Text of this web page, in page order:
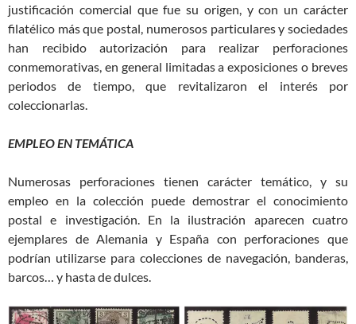
justificación comercial que fue su origen, y con un carácter
filatélico más que postal, numerosos particulares y sociedades
han recibido autorización para realizar perforaciones
conmemorativas, en general limitadas a exposiciones o breves
periodos de tiempo, que revitalizaron el interés por
coleccionarlas.
EMPLEO EN TEMÁTICA
Numerosas perforaciones tienen carácter temático, y su
empleo en la colección puede demostrar el conocimiento
postal e investigación. En la ilustración aparecen cuatro
ejemplares de Alemania y España con perforaciones que
podrían utilizarse para colecciones de navegación, banderas,
barcos… y hasta de dulces.